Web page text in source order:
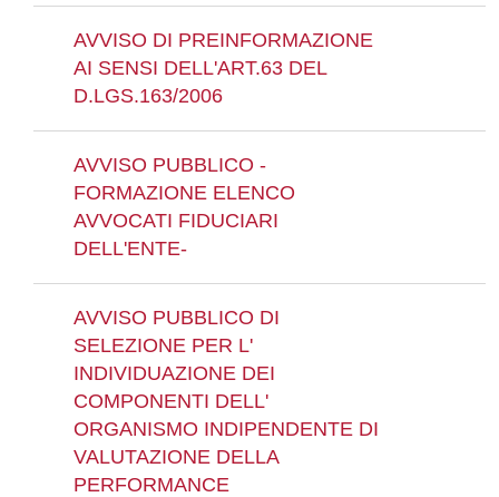
AVVISO DI PREINFORMAZIONE
AI SENSI DELL'ART.63 DEL
D.LGS.163/2006
AVVISO PUBBLICO -
FORMAZIONE ELENCO
AVVOCATI FIDUCIARI
DELL'ENTE-
AVVISO PUBBLICO DI
SELEZIONE PER L'
INDIVIDUAZIONE DEI
COMPONENTI DELL'
ORGANISMO INDIPENDENTE DI
VALUTAZIONE DELLA
PERFORMANCE